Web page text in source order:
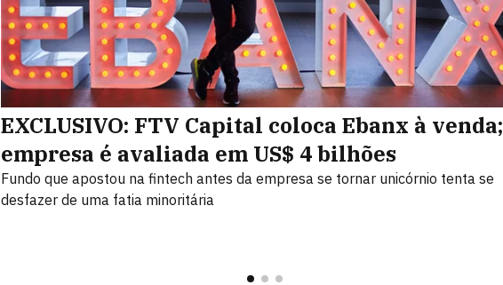
EXCLUSIVO: FTV Capital coloca Ebanx à venda;
empresa é avaliada em US$ 4 bilhões
Fundo que apostou na fintech antes da empresa se tornar unicórnio tenta se
desfazer de uma fatia minoritária